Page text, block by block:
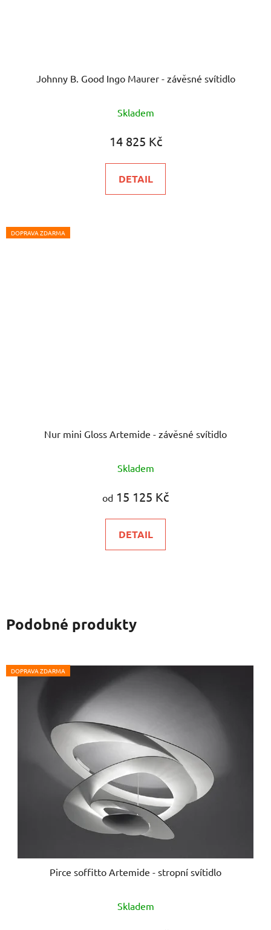
Johnny B. Good Ingo Maurer - závěsné svítidlo
Skladem
14 825 Kč
DETAIL
DOPRAVA ZDARMA
Nur mini Gloss Artemide - závěsné svítidlo
Skladem
od 15 125 Kč
DETAIL
Podobné produkty
DOPRAVA ZDARMA
Pirce soffitto Artemide - stropní svítidlo
Skladem